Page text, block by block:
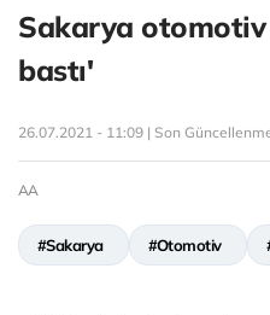
Sakarya
bastı'
26.07.2021 - 11:09 | Son
AA
#Sakarya #Otomotiv